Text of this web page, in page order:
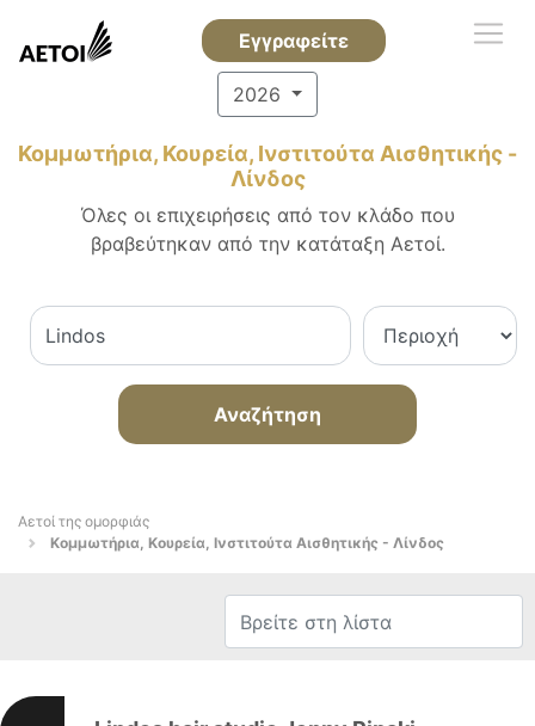
Εγγραφείτε
2026
Κομμωτήρια, Κουρεία, Ινστιτούτα Αισθητικής -
Λίνδος
Όλες οι επιχειρήσεις από τον κλάδο που
βραβεύτηκαν από την κατάταξη Αετοί.
Αναζήτηση
Αετοί της ομορφιάς
Κομμωτήρια, Κουρεία, Ινστιτούτα Αισθητικής - Λίνδος